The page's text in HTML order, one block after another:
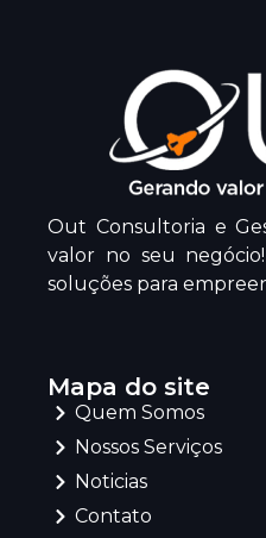
Out Consultoria e
valor no seu
soluções para
Mapa do site
Quem Somos
Nossos Serviços
Noticias
Contato